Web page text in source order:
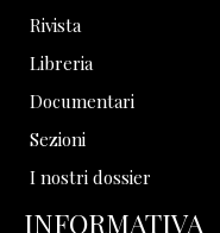
Rivista
Libreria
Documentari
Sezioni
I nostri dossier
INFORMATIVA